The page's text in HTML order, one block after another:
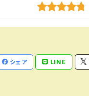
シェア LINE